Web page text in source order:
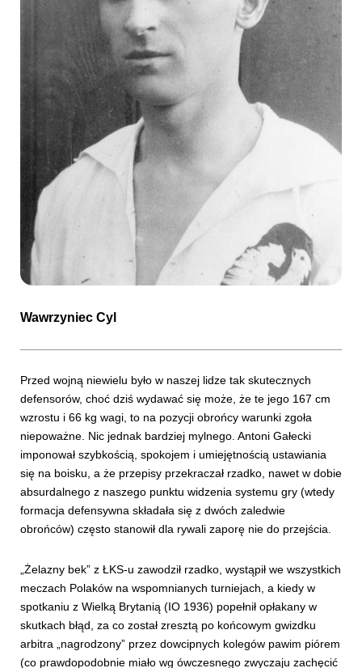
Wawrzyniec Cyl
Przed wojną niewielu było w naszej lidze tak skutecznych
defensorów, choć dziś wydawać się może, że te jego 167 cm
wzrostu i 66 kg wagi, to na pozycji obrońcy warunki zgoła
niepoważne. Nic jednak bardziej mylnego. Antoni Gałecki
imponował szybkością, spokojem i umiejętnością ustawiania
się na boisku, a że przepisy przekraczał rzadko, nawet w dobie
absurdalnego z naszego punktu widzenia systemu gry (wtedy
formacja defensywna składała się z dwóch zaledwie
obrońców) często stanowił dla rywali zaporę nie do przejścia.
„Żelazny bek” z ŁKS-u zawodził rzadko, wystąpił we wszystkich
meczach Polaków na wspomnianych turniejach, a kiedy w
spotkaniu z Wielką Brytanią (IO 1936) popełnił opłakany w
skutkach błąd, za co został zresztą po końcowym gwizdku
arbitra „nagrodzony” przez dowcipnych kolegów pawim piórem
(co prawdopodobnie miało wg ówczesnego zwyczaju zachęcić